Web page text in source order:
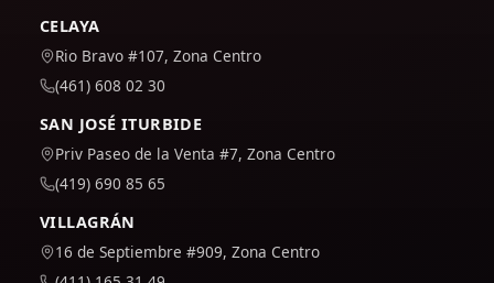
CELAYA
Rio Bravo #107, Zona Centro
(461) 608 02 30
SAN JOSÉ ITURBIDE
Priv Paseo de la Venta #7, Zona Centro
(419) 690 85 65
VILLAGRÁN
16 de Septiembre #909, Zona Centro